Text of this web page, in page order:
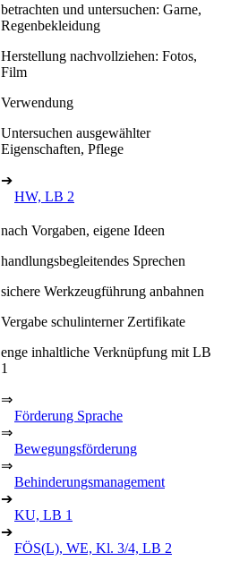
betrachten und untersuchen: Garne,
Regenbekleidung
Herstellung nachvollziehen: Fotos,
Film
Verwendung
Untersuchen ausgewählter
Eigenschaften, Pflege
➔
HW, LB 2
nach Vorgaben, eigene Ideen
handlungsbegleitendes Sprechen
sichere Werkzeugführung anbahnen
Vergabe schulinterner Zertifikate
enge inhaltliche Verknüpfung mit LB
1
⇒
Förderung Sprache
⇒
Bewegungsförderung
⇒
Behinderungsmanagement
➔
KU, LB 1
➔
FÖS(L), WE, Kl. 3/4, LB 2